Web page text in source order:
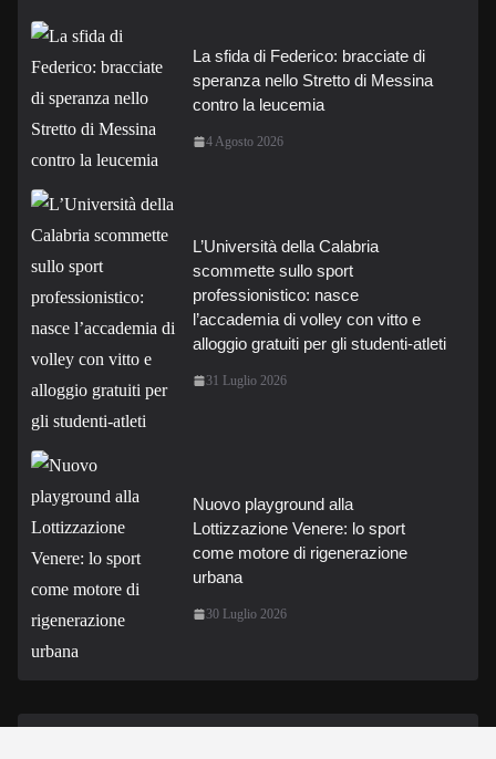
La sfida di Federico: bracciate di
speranza nello Stretto di Messina
contro la leucemia
4 Agosto 2026
L’Università della Calabria
scommette sullo sport
professionistico: nasce
l’accademia di volley con vitto e
alloggio gratuiti per gli studenti-atleti
31 Luglio 2026
Nuovo playground alla
Lottizzazione Venere: lo sport
come motore di rigenerazione
urbana
30 Luglio 2026